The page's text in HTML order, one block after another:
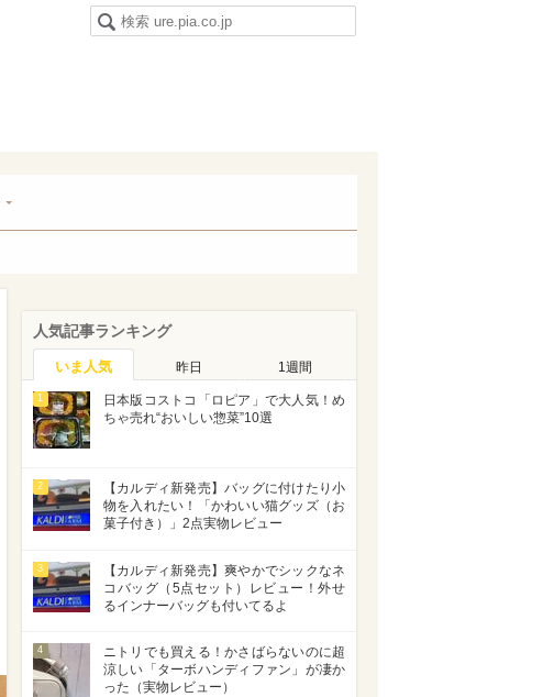
人気記事ランキング
いま人気 昨日 1週間
1
日本版コストコ「ロピア」で大人気！め
ちゃ売れ“おいしい惣菜”10選
2
【カルディ新発売】バッグに付けたり小
物を入れたい！「かわいい猫グッズ（お
菓子付き）」2点実物レビュー
3
【カルディ新発売】爽やかでシックなネ
コバッグ（5点セット）レビュー！外せ
るインナーバッグも付いてるよ
4
ニトリでも買える！かさばらないのに超
涼しい「ターボハンディファン」が凄か
った（実物レビュー）